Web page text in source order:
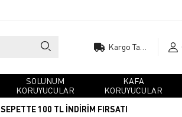
SOLUNUM
KORUYUCULAR
KAFA
KORUYUCULAR
SEPETTE 100 TL İNDİRİM FIRSATI